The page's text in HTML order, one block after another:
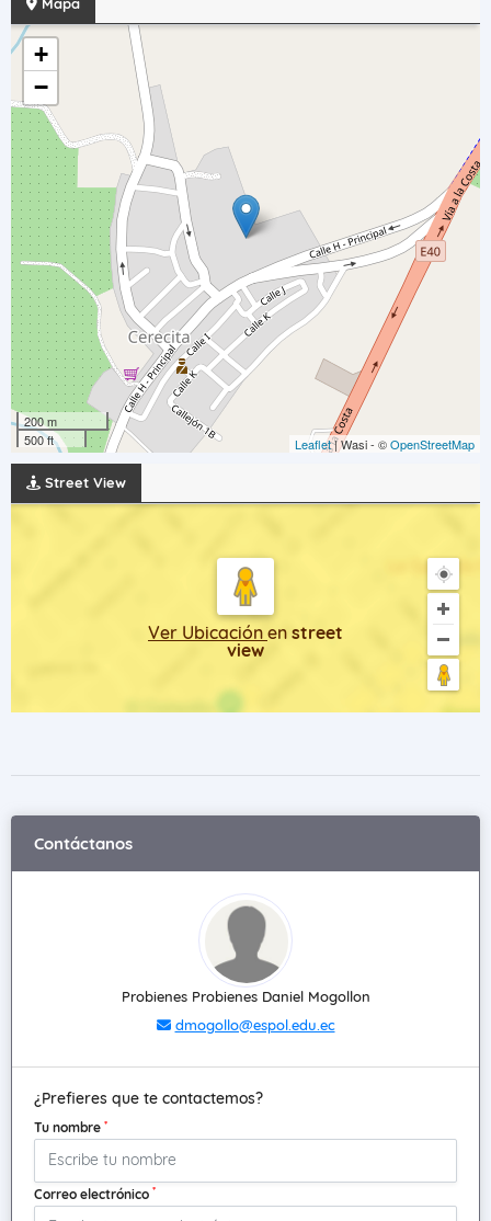
+
−
200 m
500 ft
Leaflet| Wasi - ©OpenStreetMap
Street View
Ver Ubicación en street
view
Contáctanos
Probienes Probienes Daniel Mogollon
dmogollo@espol.edu.ec
¿Prefieres que te contactemos?
Tu nombre *
Correo electrónico *